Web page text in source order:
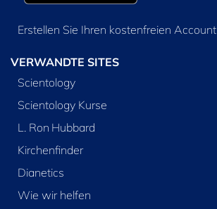
Erstellen Sie Ihren kostenfreien Account
VERWANDTE SITES
Scientology
Scientology Kurse
L. Ron Hubbard
Kirchenfinder
Dianetics
Wie wir helfen